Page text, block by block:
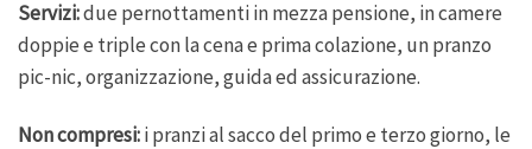
Servizi:due pernottamenti in mezza pensione, in camere
doppie e triple con la cena e prima colazione, un pranzo
pic-nic, organizzazione, guida ed assicurazione.
Non compresi:i pranzi al sacco del primo e terzo giorno, le